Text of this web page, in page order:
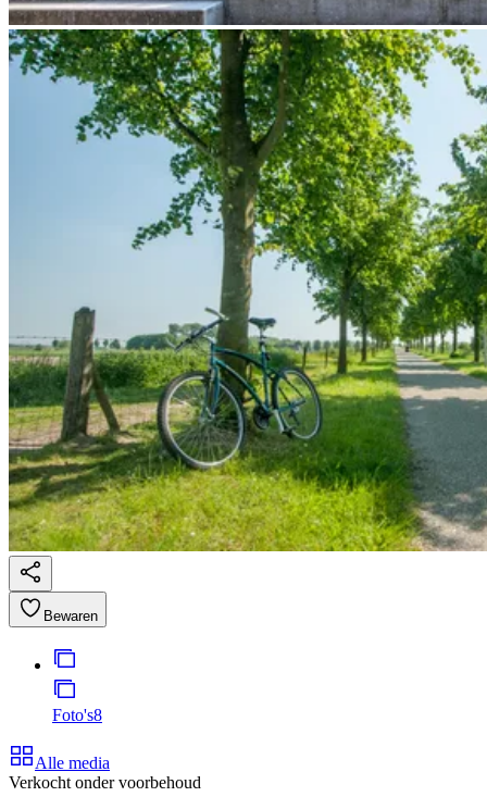
Bewaren
Foto's8
Alle media
Verkocht onder voorbehoud